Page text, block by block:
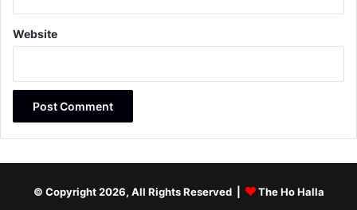
Website
© Copyright 2026, All Rights Reserved | The Ho Halla